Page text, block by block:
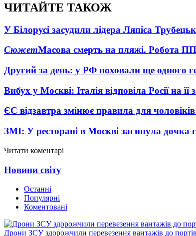
ЧИТАЙТЕ ТАКОЖ
У Білорусі засудили лідера Ляпіса
СюжетМасова смерть на пляжі. Робота
Другий за день: у РФ поховали ще одного
Вибух у Москві: Італія відповіла Росії на її
ЄС відзавтра змінює правила для чоловіків
ЗМІ: У ресторані в Москві загинула дочка
Читати коментарі
Новини світу
Останні
Популярні
Коментовані
Дрони ЗСУ здорожчили перевезення вантажів до